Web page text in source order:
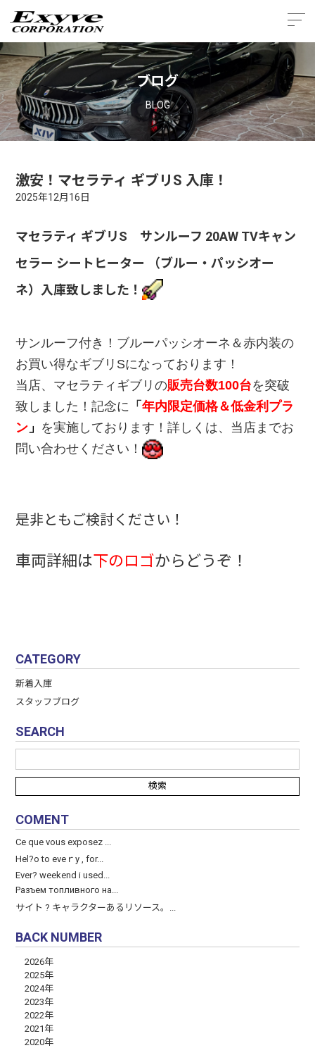
ブログ
BLOG
激安！マセラティ ギブリS 入庫！
2025年12月16日
マセラティ ギブリS サンルーフ 20AW TVキャン
セラー シートヒーター （ブルー・パッシオー
ネ） 入庫致しました！
サンルーフ付き！ブルーパッシオーネ＆赤内装の
お買い得なギブリSになっております！
当店、マセラティギブリの販売台数100台を突破
致しました！記念に 「年内限定価格＆低金利プラ
ン 」 を実施しております！詳しくは、当店までお
問い合わせください！
是非ともご検討ください！
車両詳細は下のロゴからどうぞ！
CATEGORY
新着入庫
スタッフブログ
SEARCH
COMENT
Ce que vous exposez ...
Hel?o to eveｒy , for...
Ever? weekend і used...
Разъем топливного на...
サイト ? キャラクターあるリソース。...
BACK NUMBER
2026年
2025年
2024年
2023年
2022年
2021年
2020年